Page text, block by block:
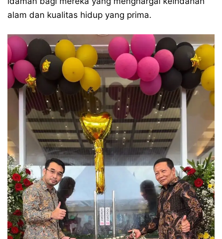
alam dan kualitas hidup yang prima.